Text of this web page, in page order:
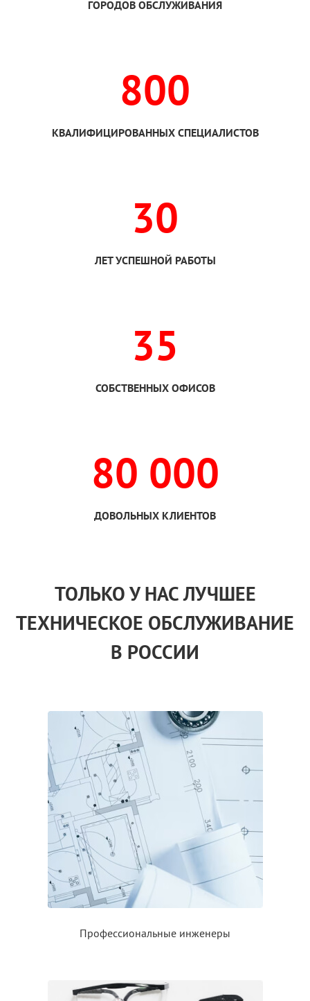
ГОРОДОВ ОБСЛУЖИВАНИЯ
800
КВАЛИФИЦИРОВАННЫХ СПЕЦИАЛИСТОВ
30
ЛЕТ УСПЕШНОЙ РАБОТЫ
35
СОБСТВЕННЫХ ОФИСОВ
80 000
ДОВОЛЬНЫХ КЛИЕНТОВ
ТОЛЬКОУ НАСЛУЧШЕЕ
ТЕХНИЧЕСКОЕ ОБСЛУЖИВАНИЕ
В РОССИИ
Профессиональные инженеры